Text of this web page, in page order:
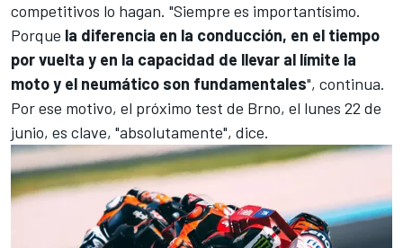
competitivos lo hagan. "Siempre es importantísimo.
Porque la diferencia en la conducción, en el tiempo
por vuelta y en la capacidad de llevar al límite la
moto y el neumático son fundamentales", continua.
Por ese motivo, el próximo test de Brno, el lunes 22 de
junio, es clave, "absolutamente", dice.